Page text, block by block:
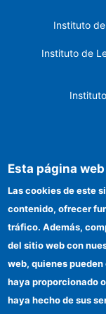
Instituto
Instituto de
Esta página
Las cookies de este
contenido, ofrecer
tráfico. Además,
del sitio web con
web, quienes
haya proporcionado
haya hecho de sus